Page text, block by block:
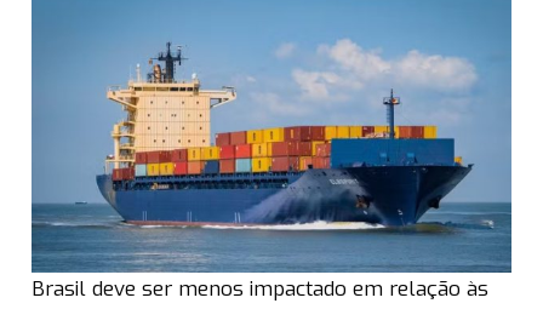
Brasil deve ser menos impactado em relação às